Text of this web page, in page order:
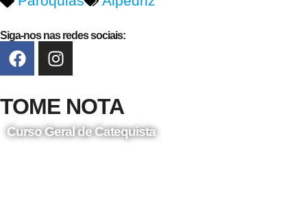
Siga-nos nas redes sociais:
TOME NOTA
Curso Geral de Catequista